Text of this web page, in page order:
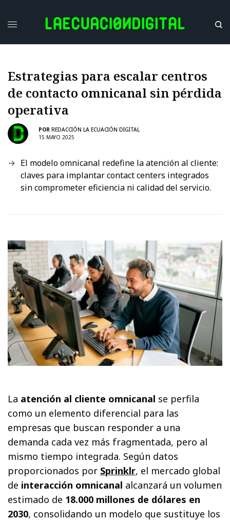
Estrategias para escalar centros
de contacto omnicanal sin pérdida
operativa
POR REDACCIÓN LA ECUACIÓN DIGITAL
15 MAYO 2025
El modelo omnicanal redefine la atención al cliente:
claves para implantar contact centers integrados
sin comprometer eficiencia ni calidad del servicio.
La atención al cliente omnicanal se perfila
como un elemento diferencial para las
empresas que buscan responder a una
demanda cada vez más fragmentada, pero al
mismo tiempo integrada. Según datos
proporcionados por Sprinklr, el mercado global
de interacción omnicanal alcanzará un volumen
estimado de 18.000 millones de dólares en
2030, consolidando un modelo que sustituye los